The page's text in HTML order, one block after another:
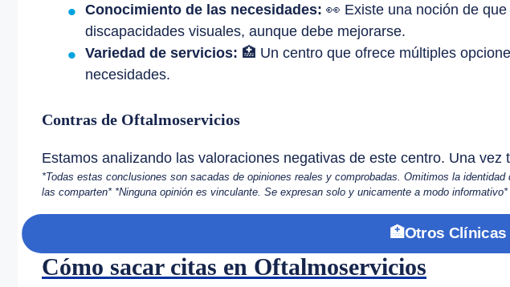
Conocimiento de las necesidades: 👀 Existe una noción de
discapacidades visuales, aunque debe mejorarse.
Variedad de servicios: 🏥 Un centro que ofrece múltiples
necesidades.
Contras de Oftalmoservicios
Estamos analizando las valoraciones negativas de este centro. Una
*Todas estas conclusiones son sacadas de opiniones reales y comprobadas. Omitimos la
las comparten* *Ninguna opinión es vinculante. Se expresan solo y unicamente a modo informativo*
🏥Otros
Cómo sacar citas en Oftalmoservicios